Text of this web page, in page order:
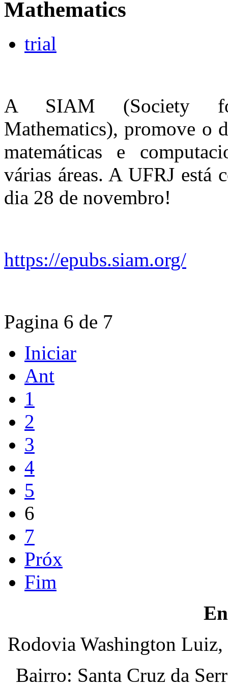
Mathematics
trial
A SIAM (Society
Mathematics), promove o
matemáticas e
várias áreas. A UFRJ está
dia 28 de novembro!
https://epubs.siam.org/
Pagina 6 de 7
Iniciar
Ant
1
2
3
4
5
6
7
Próx
Fim
Rodovia Washington
Bairro: Santa Cruz da